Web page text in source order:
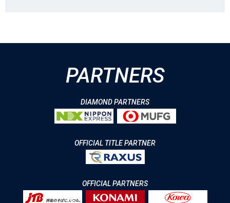
PARTNERS
DIAMOND PARTNERS
OFFICIAL TITLE PARTNER
OFFICIAL PARTNERS